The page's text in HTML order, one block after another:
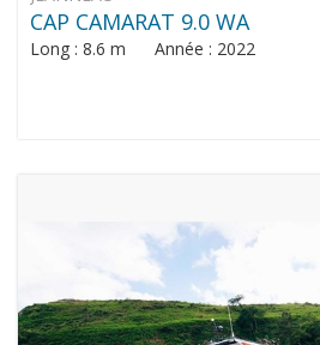
CAP CAMARAT 9.0 WA
Long : 8.6 m Année : 2022